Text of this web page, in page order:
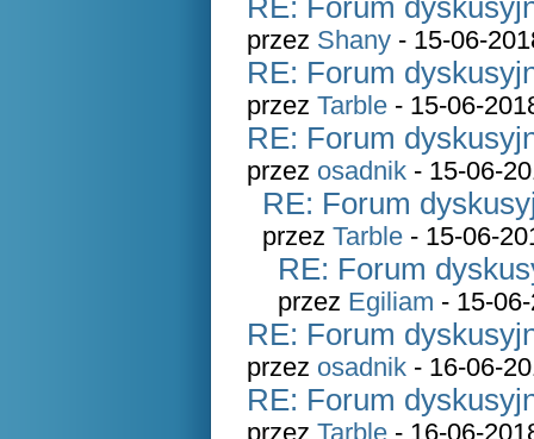
RE: Forum
przez Shany - 15-06-
RE: Forum
przez Tarble - 15-06-
RE: Forum
przez osadnik - 15-06-
RE: Forum
przez Tarble - 15-06-
RE: Forum
przez Egiliam - 15-
RE: Forum
przez osadnik - 16-06-
RE: Forum
przez Tarble - 16-06-